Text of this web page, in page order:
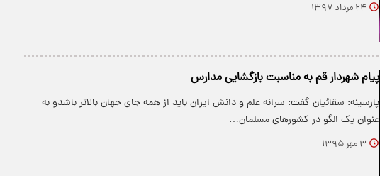
۲۴ مرداد ۱۳۹۷
پیام شهردار قم به مناسبت بازگشایی مدارس
پارسینه: سقائیان گفت: سرانه علم و دانش ایران باید از همه جای جهان بالاتر باشدو به
عنوان یک الگو در کشورهای مسلمان…
۳ مهر ۱۳۹۵